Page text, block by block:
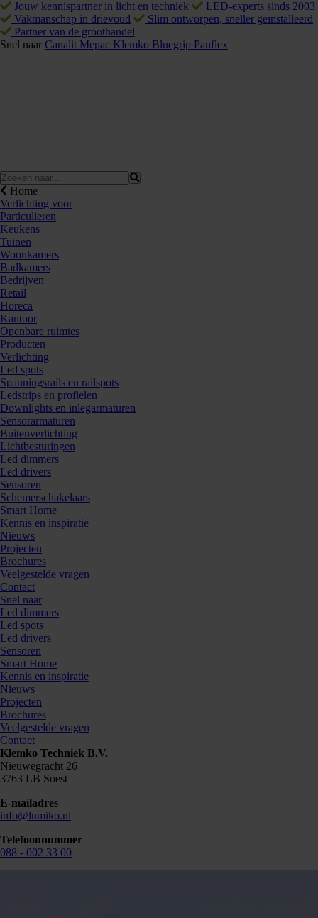
Jouw kennispartner in licht en techniek
LED-experts sinds 2003
Vakmanschap in drievoud
Slim ontworpen, sneller geïnstalleerd
Partner van de groothandel
Snel naar Canalit Mepac Klemko Bluegrip Panflex
Home
Verlichting voor
Particulieren
Keukens
Tuinen
Woonkamers
Badkamers
Bedrijven
Retail
Horeca
Kantoor
Openbare ruimtes
Producten
Verlichting
Led spots
Spanningsrails en railspots
Ledstrips en profielen
Downlights en inlegarmaturen
Sensorarmaturen
Buitenverlichting
Lichtbesturingen
Led dimmers
Led drivers
Sensoren
Schemerschakelaars
Smart Home
Kennis en inspiratie
Nieuws
Projecten
Brochures
Veelgestelde vragen
Contact
Snel naar
Led dimmers
Led spots
Led drivers
Sensoren
Smart Home
Kennis en inspiratie
Nieuws
Projecten
Brochures
Veelgestelde vragen
Contact
Klemko Techniek B.V.
Nieuwegracht 26
3763 LB Soest
E-mailadres
info@lumiko.nl
Telefoonnummer
088 - 002 33 00